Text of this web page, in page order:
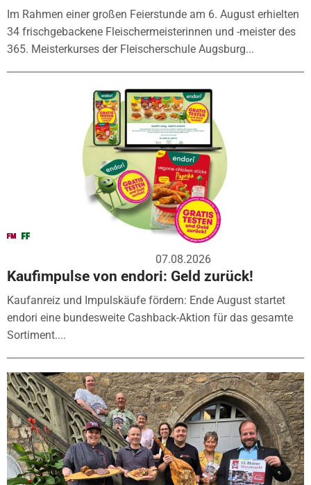
Im Rahmen einer großen Feierstunde am 6. August erhielten
34 frischgebackene Fleischermeisterinnen und -meister des
365. Meisterkurses der Fleischerschule Augsburg...
07.08.2026
Kaufimpulse von endori: Geld zurück!
Kaufanreiz und Impulskäufe fördern: Ende August startet
endori eine bundesweite Cashback-Aktion für das gesamte
Sortiment....